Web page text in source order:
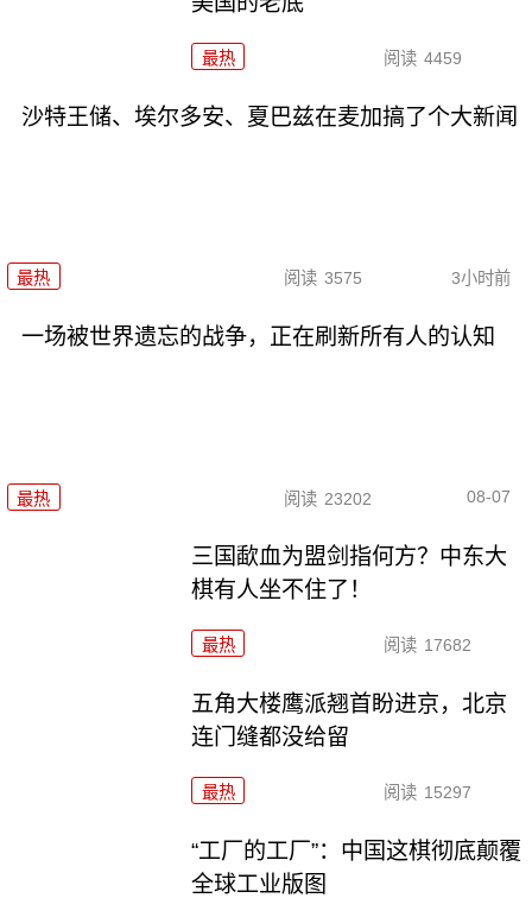
最热 阅读 4459
沙特王储、埃尔多安、夏巴兹在麦加搞了个大新闻
最热 阅读 3575 3小时前
一场被世界遗忘的战争，正在刷新所有人的认知
最热 阅读 23202 08-07
三国歃血为盟剑指何方？中东大
棋有人坐不住了！
最热 阅读 17682
五角大楼鹰派翘首盼进京，北京
连门缝都没给留
最热 阅读 15297
“工厂的工厂”：中国这棋彻底颠覆
全球工业版图